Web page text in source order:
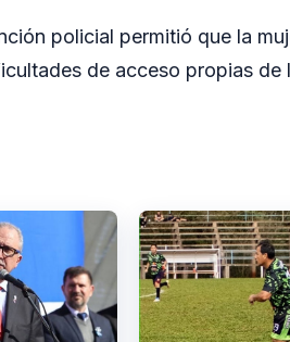
policial permitió que la
de acceso propias de